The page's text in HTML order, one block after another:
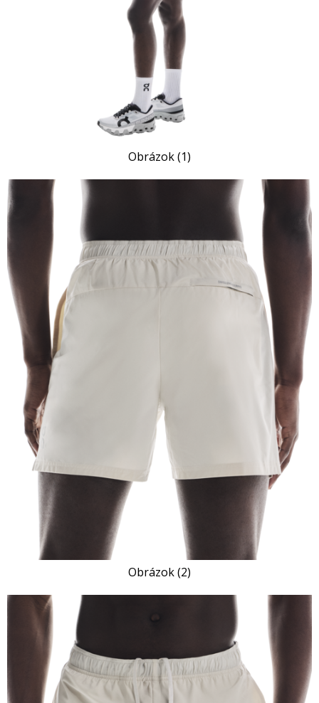
Obrázok (1)
Obrázok (2)